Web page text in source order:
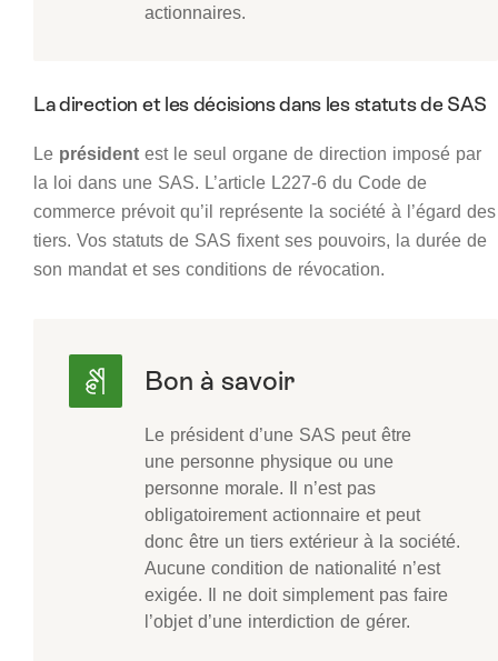
actionnaires.
La direction et les décisions dans les statuts de SAS
Le président est le seul organe de direction imposé par
la loi dans une SAS. L’article L227-6 du Code de
commerce prévoit qu’il représente la société à l’égard des
tiers. Vos statuts de SAS fixent ses pouvoirs, la durée de
son mandat et ses conditions de révocation.
Le président d’une SAS peut être
une personne physique ou une
personne morale. Il n’est pas
obligatoirement actionnaire et peut
donc être un tiers extérieur à la société.
Aucune condition de nationalité n’est
exigée. Il ne doit simplement pas faire
l’objet d’une interdiction de gérer.